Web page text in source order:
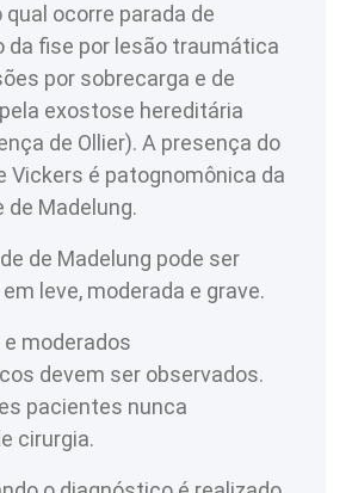
ocorre parada de
da fise por lesão traumática
por sobrecarga e de
exostose hereditária
de Ollier). A presença do
Vickers é patognomônica da
de Madelung.
de Madelung pode ser
leve, moderada e grave.
moderados
devem ser observados.
pacientes nunca
cirurgia.